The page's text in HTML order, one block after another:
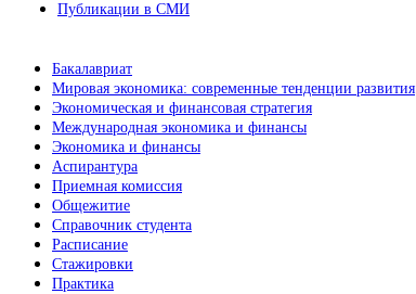
Публикации в СМИ
Бакалавриат
Мировая экономика: современные тенденции развития
Экономическая и финансовая стратегия
Международная экономика и финансы
Экономика и финансы
Аспирантура
Приемная комиссия
Общежитие
Справочник студента
Расписание
Стажировки
Практика